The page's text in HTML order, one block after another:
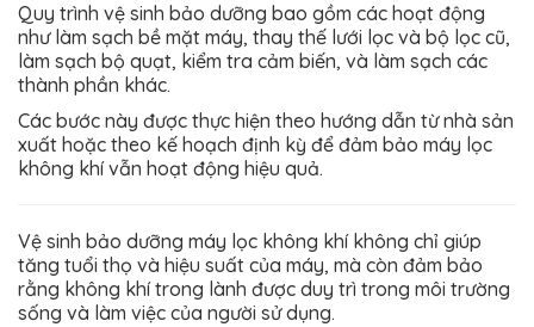
Quy trình vệ sinh bảo dưỡng bao gồm các hoạt động
như làm sạch bề mặt máy, thay thế lưới lọc và bộ lọc cũ,
làm sạch bộ quạt, kiểm tra cảm biến, và làm sạch các
thành phần khác.
Các bước này được thực hiện theo hướng dẫn từ nhà sản
xuất hoặc theo kế hoạch định kỳ để đảm bảo máy lọc
không khí vẫn hoạt động hiệu quả.
Vệ sinh bảo dưỡng máy lọc không khí không chỉ giúp
tăng tuổi thọ và hiệu suất của máy, mà còn đảm bảo
rằng không khí trong lành được duy trì trong môi trường
sống và làm việc của người sử dụng.